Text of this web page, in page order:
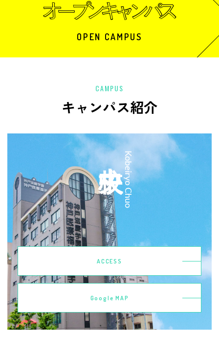
OPEN CAMPUS
CAMPUS
キャンパス紹介
Kobeiryo Chuo
ACCESS
Google MAP